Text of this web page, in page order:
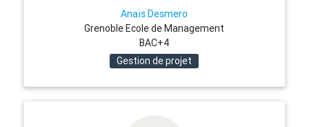
Anaïs Desmero
Grenoble Ecole de Management
BAC+4
Gestion de projet